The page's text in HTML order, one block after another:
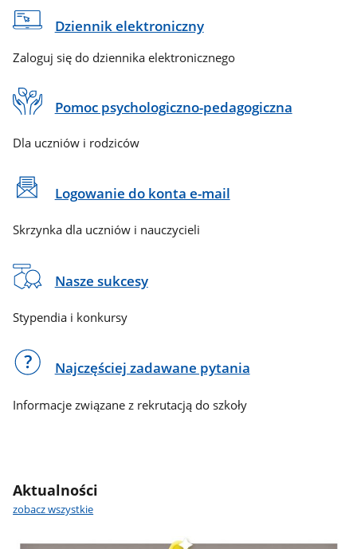
Dziennik elektroniczny
Zaloguj się do dziennika elektronicznego
Pomoc psychologiczno-pedagogiczna
Dla uczniów i rodziców
Logowanie do konta e-mail
Skrzynka dla uczniów i nauczycieli
Nasze sukcesy
Stypendia i konkursy
Najczęściej zadawane pytania
Informacje związane z rekrutacją do szkoły
Aktualności
zobacz wszystkie